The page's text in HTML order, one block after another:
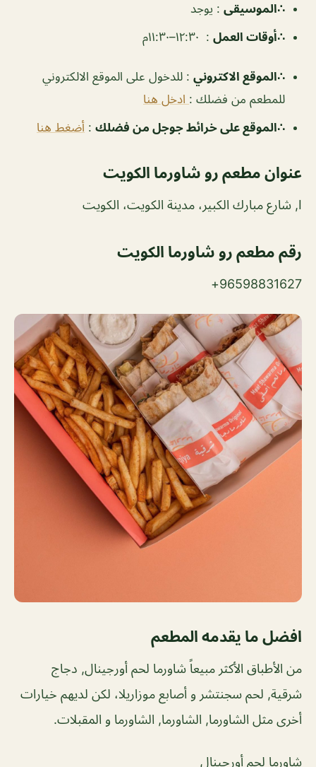
∴الموسيقى : يوجد
‏∴أوقات العمل : ١٢:٣٠–١١:٣٠م
∴الموقع الاكتروني : للدخول على الموقع الالكتروني
للمطعم من فضلك : ادخل هنا
∴الموقع على خرائط جوجل من فضلك : أضغط هنا
عنوان مطعم رو شاورما الكويت
I, شارع مبارك الكبير، مدينة الكويت، الكويت
رقم مطعم رو شاورما الكويت
96598831627+
افضل ما يقدمه المطعم
من الأطباق الأكثر مبيعاً شاورما لحم أورجينال, دجاج
شرقية, لحم سجنتشر و أصابع موزاريلا، لكن لديهم خيارات
أخرى مثل الشاورما, الشاورما, الشاورما و المقبلات.
شاورما لحم أورجينال